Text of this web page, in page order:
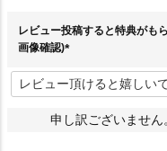
レビュー投稿すると特典がも
画像確認)
必
須
)
申し訳ございません